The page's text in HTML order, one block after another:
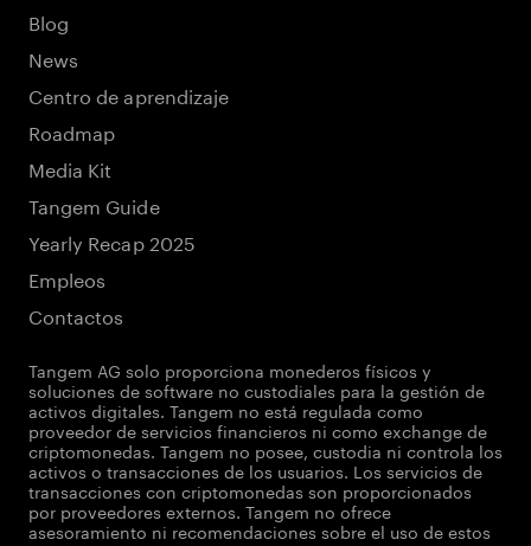
Blog
News
Centro de aprendizaje
Roadmap
Media Kit
Tangem Guide
Yearly Recap 2025
Empleos
Contactos
Tangem AG solo proporciona monederos físicos y
soluciones de software no custodiales para la gestión de
activos digitales. Tangem no está regulada como
proveedor de servicios financieros ni como exchange de
criptomonedas. Tangem no posee, custodia ni controla los
activos o transacciones de los usuarios. Los servicios de
transacciones con criptomonedas son proporcionados
por proveedores externos. Tangem no ofrece
asesoramiento ni recomendaciones sobre el uso de estos